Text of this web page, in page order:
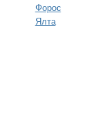
Форос
Ялта